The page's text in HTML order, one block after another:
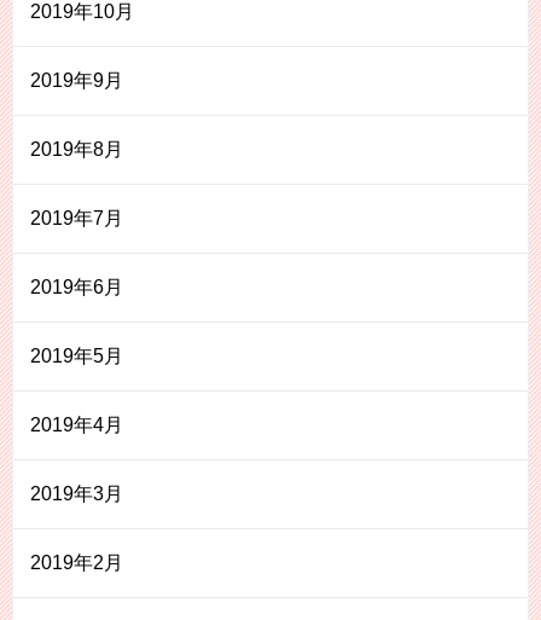
2019年10月
2019年9月
2019年8月
2019年7月
2019年6月
2019年5月
2019年4月
2019年3月
2019年2月